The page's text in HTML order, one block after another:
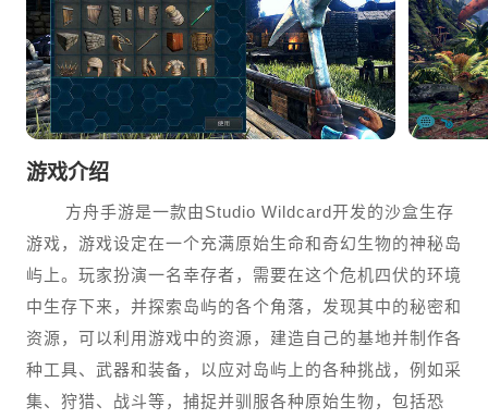
游戏介绍
方舟手游是一款由Studio Wildcard开发的沙盒生存
游戏，游戏设定在一个充满原始生命和奇幻生物的神秘岛
屿上。玩家扮演一名幸存者，需要在这个危机四伏的环境
中生存下来，并探索岛屿的各个角落，发现其中的秘密和
资源，可以利用游戏中的资源，建造自己的基地并制作各
种工具、武器和装备，以应对岛屿上的各种挑战，例如采
集、狩猎、战斗等，捕捉并驯服各种原始生物，包括恐